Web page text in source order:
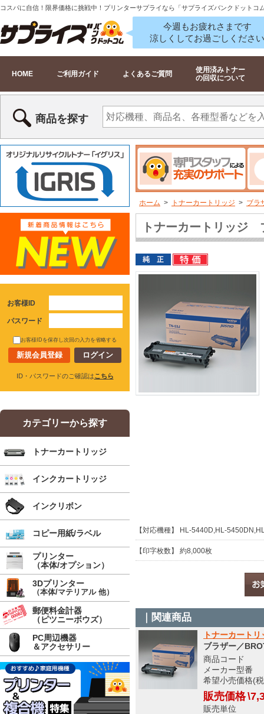
コスパに自信！限界価格に挑戦中！プリンターサプライなら「サプライズバンクドットコ
今週もお疲れさまです
涼しくしてお過ごしください
HOME ご利用ガイド よくあるご質問
使用済みトナー
の回収について
商品を探す
ホーム > トナーカートリッジ > ブラ
トナーカートリッ
【対応機種】 HL-5440D,HL-
【印字枚数】 約8,000枚
｜関連商品
トナーカート
ブラザー／
商品コー
メーカー型
希望小売価格(
販売価格
販売単
お客様ID
パスワード
お客様IDを保存し次回の入力を省略する
新規会員登録
ID・パスワードのご確認はこちら
カテゴリーから探す
トナーカートリッジ
インクカートリッジ
インクリボン
コピー用紙/ラベル
プリンター
（本体/オプション）
3Dプリンター
（本体/マテリアル 他）
郵便料金計器
（ピツニーボウズ）
PC周辺機器
＆アクセサリー